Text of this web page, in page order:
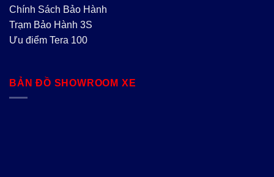
Chính Sách Bảo Hành
Trạm Bảo Hành 3S
Ưu điểm Tera 100
BẢN ĐỒ SHOWROOM XE